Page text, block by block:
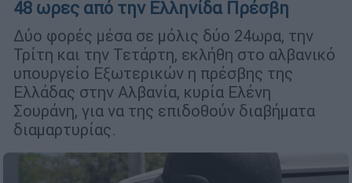
48 ωρες από την Ελληνίδα Πρέσβη
Δύο φορές μέσα σε μόλις δύο 24ωρα, την
Τρίτη και την Τετάρτη, εκλήθη στο αλβανικό
υπουργείο Εξωτερικών η πρέσβης της
Ελλάδας στην Αλβανία, κυρία Ελένη
Σουράνη, για να της επιδοθούν διαβήματα
διαμαρτυρίας.